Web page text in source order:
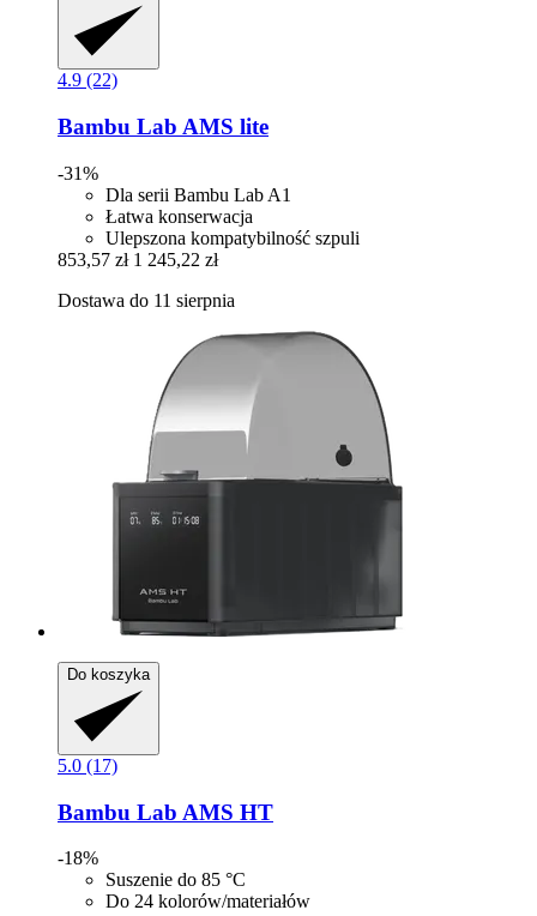
4.9 (22)
Bambu Lab AMS lite
-31%
Dla serii Bambu Lab A1
Łatwa konserwacja
Ulepszona kompatybilność szpuli
853,57 zł 1 245,22 zł
Dostawa do 11 sierpnia
Do koszyka
5.0 (17)
Bambu Lab AMS HT
-18%
Suszenie do 85 °C
Do 24 kolorów/materiałów